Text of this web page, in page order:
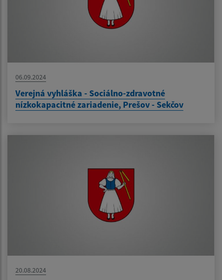
06.09.2024
Verejná vyhláška - Sociálno-zdravotné
nízkokapacitné zariadenie, Prešov - Sekčov
20.08.2024